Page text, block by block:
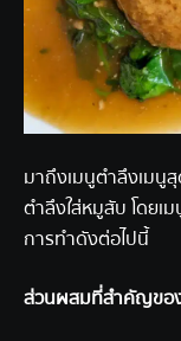
มาถึงเมนูตำลึงเมนู
ตำลึงใส่หมูสับ โดย
การทำดังต่อไปนี้
ส่วนผสมที่สำคัญขอ